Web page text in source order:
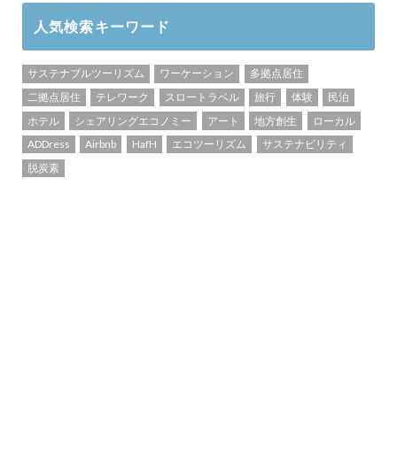
人気検索キーワード
サステナブルツーリズム ワーケーション
多拠点居住
二拠点居住
テレワーク スロートラベル 旅行 体験
民泊
ホテル
シェアリングエコノミー アート 地方創生
ローカル
ADDress
Airbnb HafH エコツーリズム
サステナビリティ
脱炭素